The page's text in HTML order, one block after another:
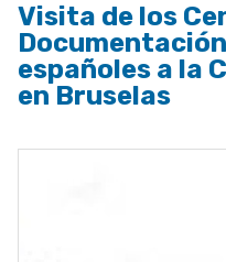
Visita de los
españoles a la
en Bruselas